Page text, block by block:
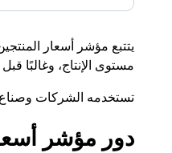
مستوى الإنتاج، وغالبًا
تستخدمه الشركات
دور مؤشر